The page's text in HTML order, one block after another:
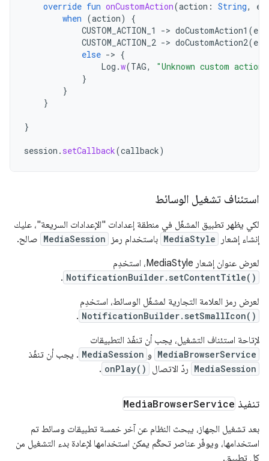
override fun onCustomAction(action : String,
when (action)
{
CUSTOM_ACTION_1
-> doCustomAction1 (
CUSTOM_ACTION_2 -> doCustomAction2(
else -> {
Log .w(TAG, "Unknown custom action
}
}
}
}
session . setCallback(callback)
استئناف تشغيل الوسائط
لكي يظهر تطبيق المشغّل في منطقة إعدادات "الإعدادات السريعة"، عليك
إنشاء إشعار
MediaStyle باستخدام رمز MediaSession صالح.
لعرض عنوان إشعار MediaStyle، استخدِم
NotificationBuilder.setContentTitle()
.
لعرض رمز العلامة التجارية لمشغّل الوسائط، استخدِم
NotificationBuilder.setSmallIcon()
.
لإتاحة استئناف التشغيل، يجب أن تنفّذ التطبيقات
MediaBrowserService و MediaSession . يجب أن تنفّذ
MediaSession ردّ الاتصال onPlay()
.
تنفيذ MediaBrowserService
بعد تشغيل الجهاز، يبحث النظام عن آخر خمسة تطبيقات وسائط تم
استخدامها، ويوفّر عناصر تحكّم يمكن استخدامها لإعادة بدء التشغيل من
كل تطبيق.